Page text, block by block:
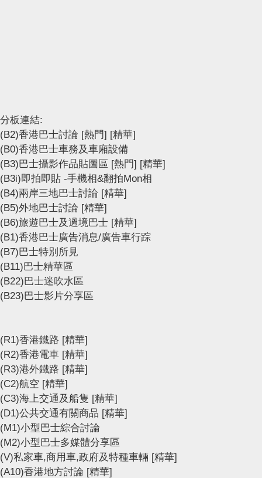
分板連結:
(B2)香港巴士討論 [熱門] [精華]
(B0)香港巴士車務及車廂設備
(B3)巴士攝影作品貼圖區 [熱門] [精華]
(B3i)即拍即貼 -手機相&翻拍Mon相
(B4)兩岸三地巴士討論 [精華]
(B5)外地巴士討論 [精華]
(B6)旅遊巴士及過境巴士 [精華]
(B1)香港巴士廣告消息/廣告車行踪
(B7)巴士特別所見
(B11)巴士精華區
(B22)巴士迷吹水區
(B23)巴士影片分享區
(R1)香港鐵路 [精華]
(R2)香港電車 [精華]
(R3)港外鐵路 [精華]
(C2)航空 [精華]
(C3)海上交通及船隻 [精華]
(D1)公共交通有關商品 [精華]
(M1)小型巴士綜合討論
(M2)小型巴士多媒體分享區
(V)私家車,商用車,政府及特種車輛 [精華]
(A10)香港地方討論 [精華]